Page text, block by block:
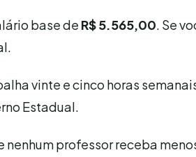
base de R$ 5.565,00. Se
vinte e cinco horas
Estadual.
nenhum professor receba